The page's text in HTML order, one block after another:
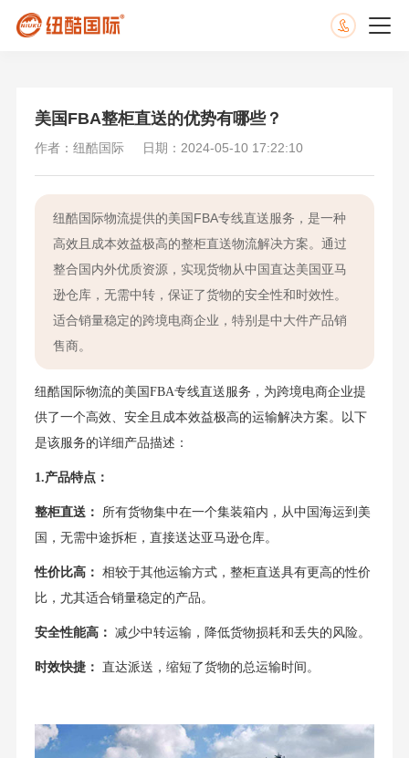
美国FBA整柜直送的优势有哪些？
作者：纽酷国际 日期：2024-05-10 17:22:10
纽酷国际物流提供的美国FBA专线直送服务，是一种
高效且成本效益极高的整柜直送物流解决方案。通过
整合国内外优质资源，实现货物从中国直达美国亚马
逊仓库，无需中转，保证了货物的安全性和时效性。
适合销量稳定的跨境电商企业，特别是中大件产品销
售商。
纽酷国际物流的美国FBA专线直送服务，为跨境电商企业提
供了一个高效、安全且成本效益极高的运输解决方案。以下
是该服务的详细产品描述：
1.产品特点：
整柜直送： 所有货物集中在一个集装箱内，从中国海运到美
国，无需中途拆柜，直接送达亚马逊仓库。
性价比高： 相较于其他运输方式，整柜直送具有更高的性价
比，尤其适合销量稳定的产品。
安全性能高： 减少中转运输，降低货物损耗和丢失的风险。
时效快捷： 直达派送，缩短了货物的总运输时间。